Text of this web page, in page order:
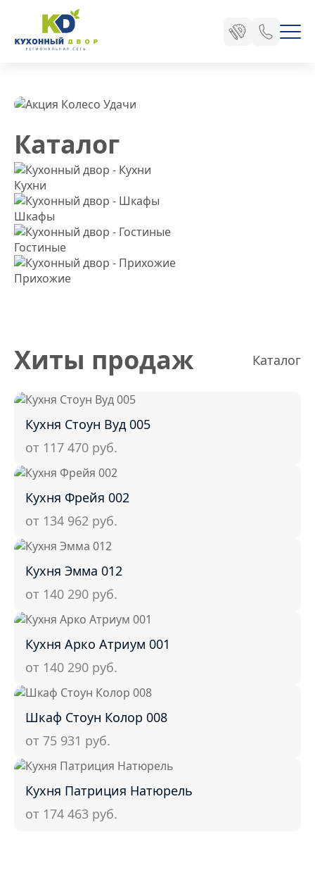
Каталог
Каталог
Кухни
Шкафы
Гостиные
Прихожие
Хиты продаж Каталог
Кухня Стоун Вуд 005
от 117 470 руб.
Кухня Фрейя 002
от 134 962 руб.
Кухня Эмма 012
от 140 290 руб.
Кухня Арко Атриум 001
от 140 290 руб.
Шкаф Стоун Колор 008
от 75 931 руб.
Кухня Патриция Натюрель
от 174 463 руб.